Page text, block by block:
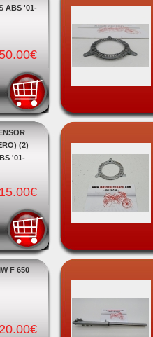
ABS '01-
(2)
'01-
15.00€
F 650